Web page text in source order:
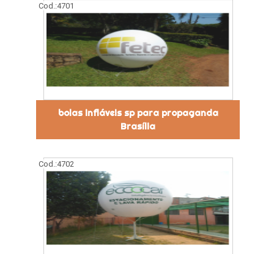
Cod.:4701
bolas infláveis sp para propaganda
Brasília
Cod.:4702